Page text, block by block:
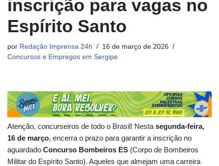
inscrição para vagas no
Espírito Santo
por Redação Imprensa 24h
16 de março de 2026
Concursos e Empregos em Sergipe
Atenção, concurseiros de todo o Brasil! Nesta segunda-feira,
16 de março, encerra o prazo para garantir a inscrição no
aguardado Concurso Bombeiros ES (Corpo de Bombeiros
Militar do Espírito Santo). Aqueles que almejam uma carreira